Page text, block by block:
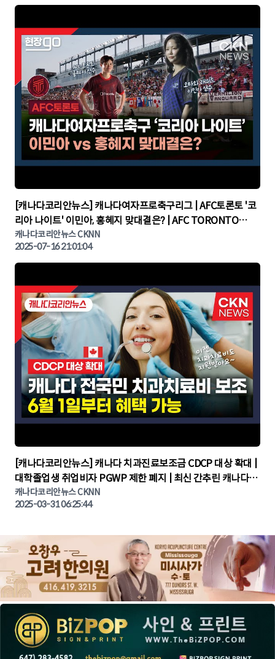
▶
[캐나다코리안뉴스] 캐나다여자프로축구리그 | AFC토론토 '코
리아 나이트' 이민아, 홍혜지 맞대결은? | AFC TORONTO
KOREA NIGHT | 캐나다뉴스 | 토론토뉴스
캐나다코리안뉴스 CKNN
2025-07-16 21:01:04
▶
[캐나다코리안뉴스] 캐나다 치과진료보조금 CDCP 대상 확대 |
대학졸업생 취업비자 PGWP 제한 폐지 | 최신 간추린 캐나다뉴
스 | CKNNEWS | 캐나다뉴스 | 토론토뉴스
캐나다코리안뉴스 CKNN
2025-03-31 06:25:44